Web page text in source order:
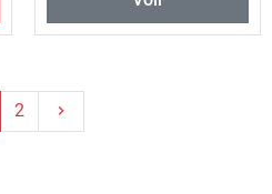
2 keyboard_arrow_right